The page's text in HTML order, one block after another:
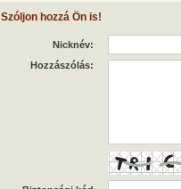
Szóljon hozzá Ön is!
Nicknév:
Hozzászólás: